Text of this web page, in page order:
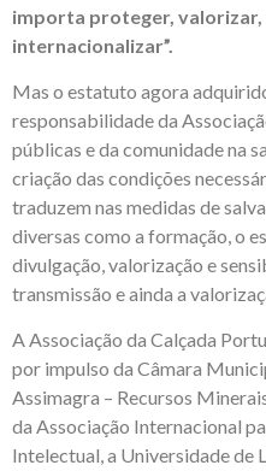
importa proteger,
internacionalizar”.
Mas o estatuto agora
responsabilidade da
públicas e da comunidade na
criação das condições
traduzem nas medidas de
diversas como a formação, o
divulgação, valorização e
transmissão e ainda a
A Associação da Calçada
por impulso da Câmara
Assimagra – Recursos
da Associação Internacional
Intelectual, a Universidade de